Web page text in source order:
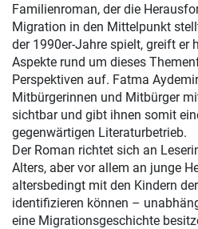
Familienroman, der die
Migration in den Mittelpunkt
der 1990er-Jahre spielt, greift er
Aspekte rund um dieses
Perspektiven auf. Fatma
Mitbürgerinnen und Mitbürger
sichtbar und gibt ihnen somit
gegenwärtigen Literaturbetrieb.
Der Roman richtet sich an
Alters, aber vor allem an junge
altersbedingt mit den Kindern
identifizieren können –
eine Migrationsgeschichte